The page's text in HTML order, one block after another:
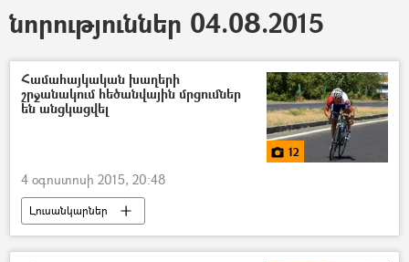
նորություններ 04.08.2015
Համահայկական խաղերի
շրջանակում հեծանվային մրցումներ
են անցկացվել
12
4 օգոստոսի 2015, 20:48
Լուսանկարներ